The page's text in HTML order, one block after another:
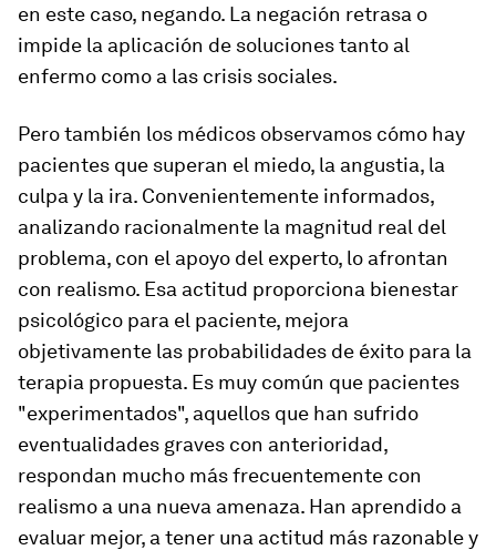
en este caso, negando. La negación retrasa o
impide la aplicación de soluciones tanto al
enfermo como a las crisis sociales.
Pero también los médicos observamos cómo hay
pacientes que superan el miedo, la angustia, la
culpa y la ira. Convenientemente informados,
analizando racionalmente la magnitud real del
problema, con el apoyo del experto, lo afrontan
con realismo. Esa actitud proporciona bienestar
psicológico para el paciente, mejora
objetivamente las probabilidades de éxito para la
terapia propuesta. Es muy común que pacientes
"experimentados", aquellos que han sufrido
eventualidades graves con anterioridad,
respondan mucho más frecuentemente con
realismo a una nueva amenaza. Han aprendido a
evaluar mejor, a tener una actitud más razonable y